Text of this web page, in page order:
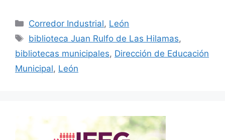
Categorías
Corredor Industrial, León
Etiquetas
biblioteca Juan Rulfo de Las Hilamas,
bibliotecas municipales, Dirección de Educación
Municipal, León